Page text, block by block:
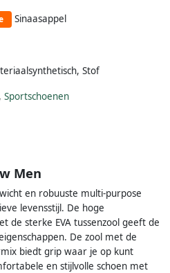
Sinaasappel
, Stof
, Sportschoenen
Men
en robuuste multi-purpose
levensstijl. De hoge
de sterke EVA tussenzool geeft de
De zool met de
biedt grip waar je op kunt
en stijlvolle schoen met